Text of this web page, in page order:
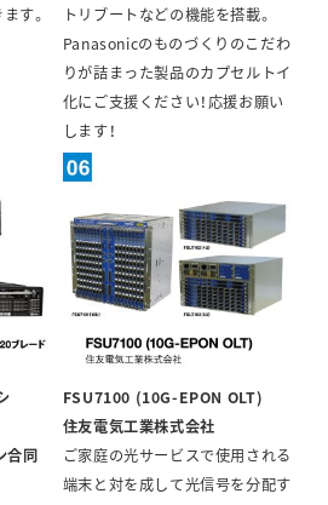
す。
トリブートなどの機能を搭載。
Panasonicのものづくりのこだわ
りが詰まった製品のカプセルトイ
化にご支援ください！応援お願い
します！
合同
FSU7100 (10G-EPON OLT)
住友電気工業株式会社
ご家庭の光サービスで使用される
端末と対を成して光信号を分配す